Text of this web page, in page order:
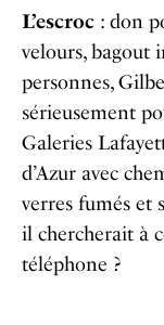
L’escroc : don
velours, bagout
personnes,
sérieusement
Galeries
d’Azur avec
verres fumés et
il chercherait à
téléphone ?